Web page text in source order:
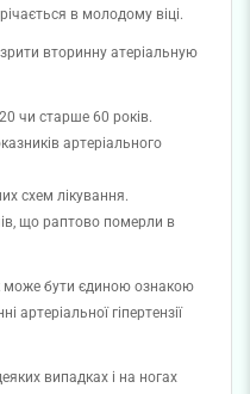
в молодому віці.
вторинну атеріальную
чи старше 60 років.
артеріального
схем лікування.
що раптово померли в
може бути єдиною ознакою
гіпертензії
випадках і на ногах